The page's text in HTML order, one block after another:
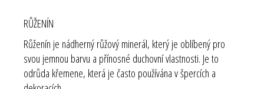
RŮŽENÍN
Růženín je nádherný růžový minerál, který je oblíbený pro
svou jemnou barvu a přínosné duchovní vlastnosti. Je to
odrůda křemene, která je často používána v špercích a